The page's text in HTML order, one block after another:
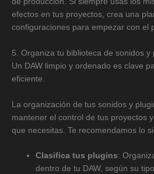
efectos en tus proyectos, crea una
configuraciones para empezar con el
5. Organiza tu biblioteca de sonidos y
Un DAW limpio y ordenado es clave
eficiente.
La organización de tus sonidos y
mantener el control de tus proyectos
que necesitas. Te recomendamos lo
Clasifica tus plugins:
dentro de tu DAW, según su